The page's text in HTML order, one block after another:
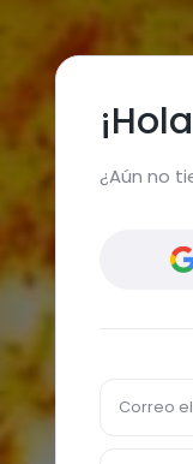
¿Aún no
Correo